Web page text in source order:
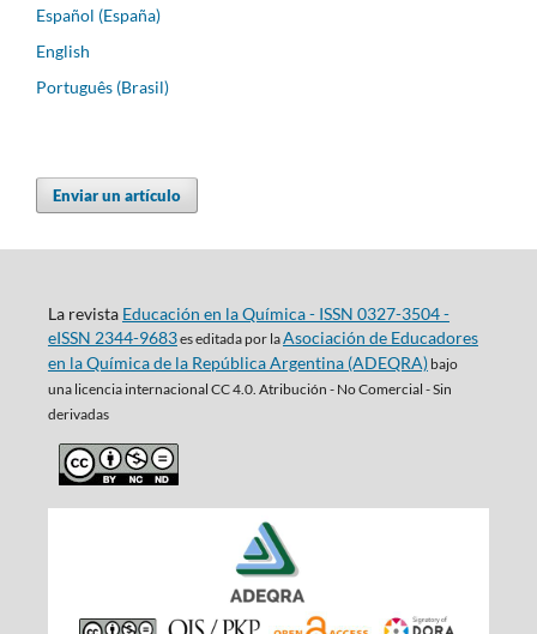
Español (España)
English
Português (Brasil)
Enviar un artículo
La revista Educación en la Química - ISSN 0327-3504 -
eISSN 2344-9683es editada por laAsociación de Educadores
en la Química de la República Argentina (ADEQRA)bajo
una licencia internacional CC 4.0. Atribución - No Comercial - Sin
derivadas